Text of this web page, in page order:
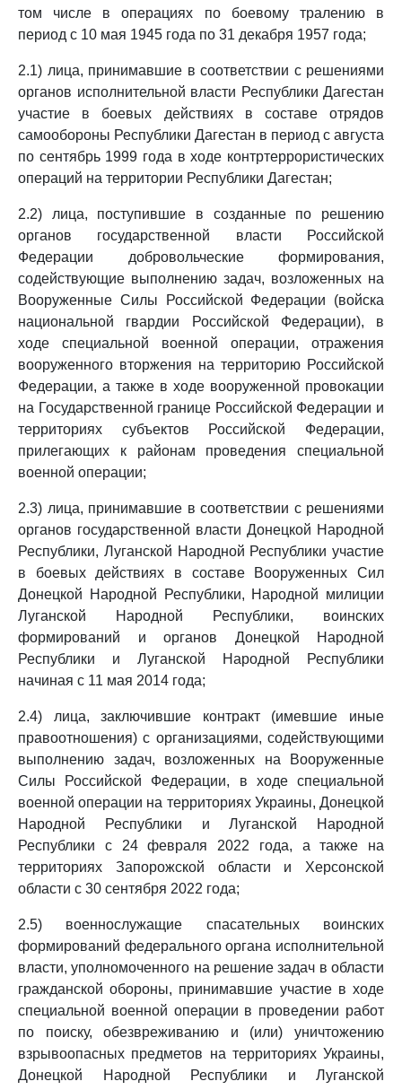
том числе в операциях по боевому тралению в
период с 10 мая 1945 года по 31 декабря 1957 года;
2.1) лица, принимавшие в соответствии с решениями
органов исполнительной власти Республики Дагестан
участие в боевых действиях в составе отрядов
самообороны Республики Дагестан в период с августа
по сентябрь 1999 года в ходе контртеррористических
операций на территории Республики Дагестан;
2.2) лица, поступившие в созданные по решению
органов государственной власти Российской
Федерации добровольческие формирования,
содействующие выполнению задач, возложенных на
Вооруженные Силы Российской Федерации (войска
национальной гвардии Российской Федерации), в
ходе специальной военной операции, отражения
вооруженного вторжения на территорию Российской
Федерации, а также в ходе вооруженной провокации
на Государственной границе Российской Федерации и
территориях субъектов Российской Федерации,
прилегающих к районам проведения специальной
военной операции;
2.3) лица, принимавшие в соответствии с решениями
органов государственной власти Донецкой Народной
Республики, Луганской Народной Республики участие
в боевых действиях в составе Вооруженных Сил
Донецкой Народной Республики, Народной милиции
Луганской Народной Республики, воинских
формирований и органов Донецкой Народной
Республики и Луганской Народной Республики
начиная с 11 мая 2014 года;
2.4) лица, заключившие контракт (имевшие иные
правоотношения) с организациями, содействующими
выполнению задач, возложенных на Вооруженные
Силы Российской Федерации, в ходе специальной
военной операции на территориях Украины, Донецкой
Народной Республики и Луганской Народной
Республики с 24 февраля 2022 года, а также на
территориях Запорожской области и Херсонской
области с 30 сентября 2022 года;
2.5) военнослужащие спасательных воинских
формирований федерального органа исполнительной
власти, уполномоченного на решение задач в области
гражданской обороны, принимавшие участие в ходе
специальной военной операции в проведении работ
по поиску, обезвреживанию и (или) уничтожению
взрывоопасных предметов на территориях Украины,
Донецкой Народной Республики и Луганской